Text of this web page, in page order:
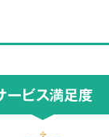
ービス満足度